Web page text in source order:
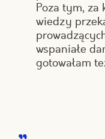
Poza tym, za
wiedzy
wspaniałe
gotowałam